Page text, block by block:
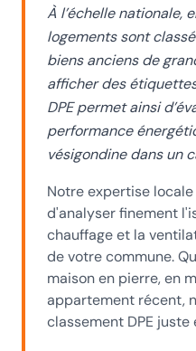
À l’échelle nationale,
logements sont
biens anciens de
afficher des
DPE permet ainsi
performance
vésigondine dans un
Notre expertise locale
d'analyser finement
chauffage et la
de votre commune.
maison en pierre, en
appartement récent,
classement DPE juste